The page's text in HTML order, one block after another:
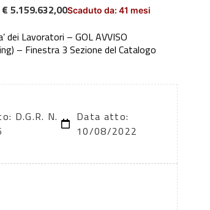
€ 5.159.632,00Scaduto da: 41 mesi
dei Lavoratori – GOL AVVISO
– Finestra 3 Sezione del Catalogo
D.G.R. N.
Data atto:
10/08/2022